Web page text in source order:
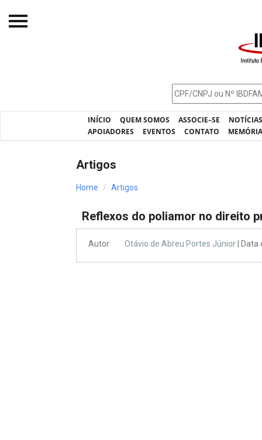
INÍCIO QUEM SOMOS ASSOCIE–SE
APOIADORES
EVENTOS CONTATO
Processos - IBDFAM
Artigos
Home Artigos
Reflexos do poliamor no direito
Autor: Otávio de Abreu Portes Júnior |